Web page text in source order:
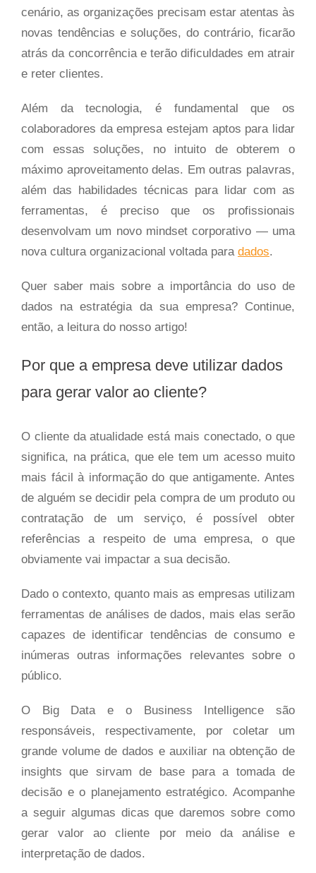
cenário, as organizações precisam estar atentas às
novas tendências e soluções, do contrário, ficarão
atrás da concorrência e terão dificuldades em atrair
e reter clientes.
Além da tecnologia, é fundamental que os
colaboradores da empresa estejam aptos para lidar
com essas soluções, no intuito de obterem o
máximo aproveitamento delas. Em outras palavras,
além das habilidades técnicas para lidar com as
ferramentas, é preciso que os profissionais
desenvolvam um novo mindset corporativo — uma
nova cultura organizacional voltada para dados.
Quer saber mais sobre a importância do uso de
dados na estratégia da sua empresa? Continue,
então, a leitura do nosso artigo!
Por que a empresa deve utilizar dados
para gerar valor ao cliente?
O cliente da atualidade está mais conectado, o que
significa, na prática, que ele tem um acesso muito
mais fácil à informação do que antigamente. Antes
de alguém se decidir pela compra de um produto ou
contratação de um serviço, é possível obter
referências a respeito de uma empresa, o que
obviamente vai impactar a sua decisão.
Dado o contexto, quanto mais as empresas utilizam
ferramentas de análises de dados, mais elas serão
capazes de identificar tendências de consumo e
inúmeras outras informações relevantes sobre o
público.
O Big Data e o Business Intelligence são
responsáveis, respectivamente, por coletar um
grande volume de dados e auxiliar na obtenção de
insights que sirvam de base para a tomada de
decisão e o planejamento estratégico. Acompanhe
a seguir algumas dicas que daremos sobre como
gerar valor ao cliente por meio da análise e
interpretação de dados.